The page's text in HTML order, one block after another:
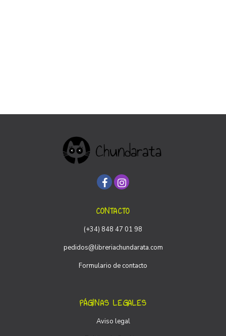
CONTACTO
(+34) 848 47 01 98
pedidos@libreriachundarata.com
Formulario de contacto
PÁGINAS LEGALES
Aviso legal